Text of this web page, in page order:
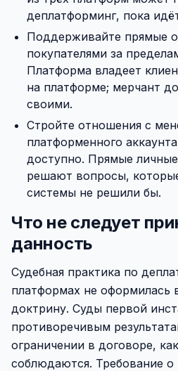
деплатформинг, пока
Поддерживайте прямые
покупателями за
Платформа владеет
на платформе; мерчант
своими.
Стройте отношения с
платформенного
доступно. Прямые
решают вопросы,
системы не решили бы.
Что не следует
данность
Судебная практика по
платформах не оформилась
доктрину. Суды первой
противоречивым
ограничении в договоре,
соблюдаются. Требование